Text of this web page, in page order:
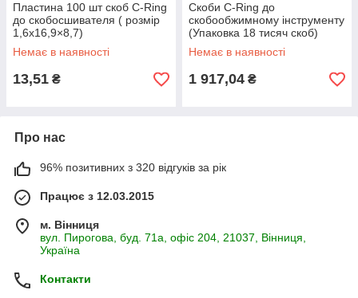
Пластина 100 шт скоб C-Ring
до скобосшивателя ( розмір
1,6х16,9×8,7)
Немає в наявності
13,51 ₴
Скоби C-Ring до
скобообжимному інструменту
(Упаковка 18 тисяч скоб)
Немає в наявності
1 917,04 ₴
Про нас
96% позитивних з 320 відгуків за рік
Працює з 12.03.2015
м. Вінниця
вул. Пирогова, буд. 71а, офіс 204, 21037, Вінниця,
Україна
Контакти